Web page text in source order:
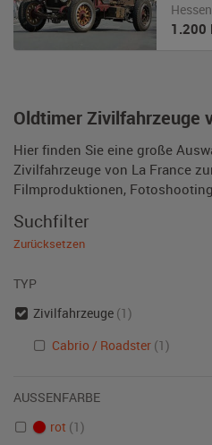
Oldtimer Zivilfahrzeuge
Hier finden Sie eine große
Zivilfahrzeuge von La France
Filmproduktionen,
Hessen
1.200
Suchfilter
Zurücksetzen
TYP
Zivilfahrzeuge (1)
Cabrio / Roadster (1)
AUSSENFARBE
rot (1)